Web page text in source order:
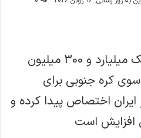
وزیر بهداشت: افزون بر یک میلیارد و 300 میلیون
سوی کره جنوبی برای
اختصاص پیدا کرده و